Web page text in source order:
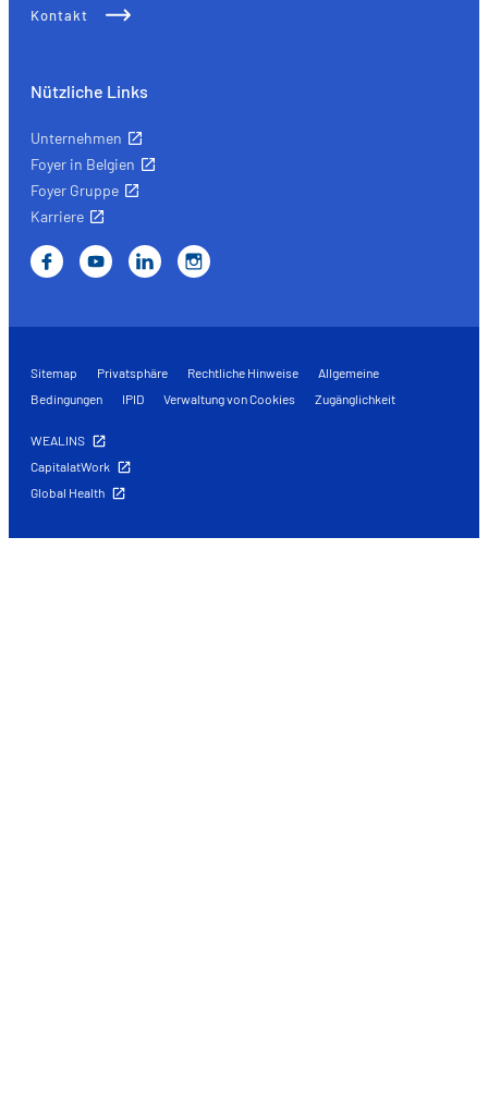
Kontakt
Nützliche Links
Unternehmen
Foyer in Belgien
Foyer Gruppe
Karriere
Sitemap Privatsphäre Rechtliche Hinweise
Allgemeine
Bedingungen
IPID Verwaltung von Cookies Zugänglichkeit
WEALINS
CapitalatWork
Global Health